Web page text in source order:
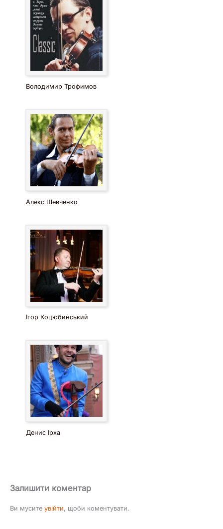
Володимир Трофимов
Алекс Шевченко
Ігор Коцюбинський
Денис Ірха
Залишити коментар
Ви мусите увійти, щоби коментувати.